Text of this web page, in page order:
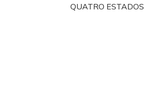
QUATRO ESTADOS